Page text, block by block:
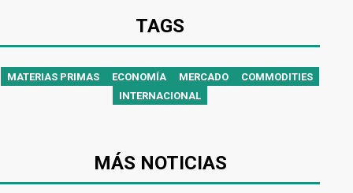
TAGS
MATERIAS PRIMAS ECONOMÍA MERCADO
COMMODITIES
INTERNACIONAL
MÁS NOTICIAS